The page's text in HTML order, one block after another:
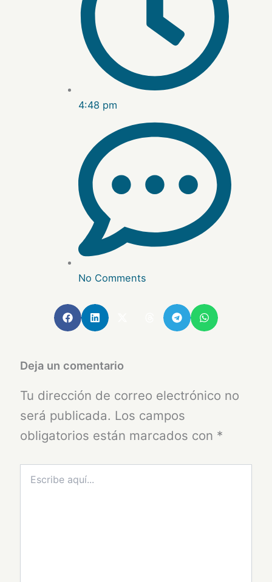
4:48 pm
No Comments
Deja un comentario
Tu dirección de correo electrónico no
será publicada. Los campos
obligatorios están marcados con *
aquí...